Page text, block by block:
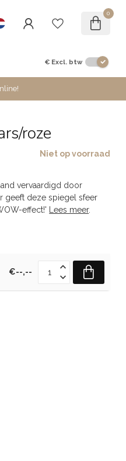
0
€ Excl. btw
roze
Niet op voorraad
vervaardigd door
geeft deze spiegel sfeer
effect!'
Lees meer.
€--,--